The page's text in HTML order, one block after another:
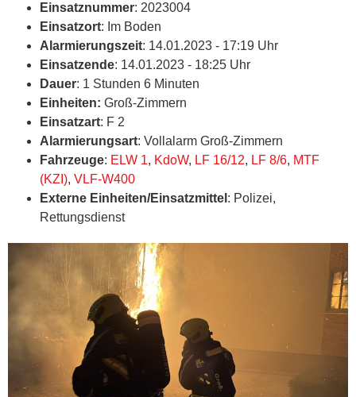
Einsatznummer: 2023004
Einsatzort: Im Boden
Alarmierungszeit: 14.01.2023 - 17:19 Uhr
Einsatzende: 14.01.2023 - 18:25 Uhr
Dauer: 1 Stunden 6 Minuten
Einheiten: Groß-Zimmern
Einsatzart: F 2
Alarmierungsart: Vollalarm Groß-Zimmern
Fahrzeuge: ELW 1, KdoW, LF 16/12, LF 8/6, MTF
(KZI), VLF-W400
Externe Einheiten/Einsatzmittel : Polizei,
Rettungsdienst